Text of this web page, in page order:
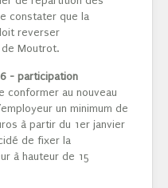
constater que la
reverser
de Moutrot.
- participation
conformer au nouveau
un minimum de
à partir du 1er janvier
de fixer la
à hauteur de 15